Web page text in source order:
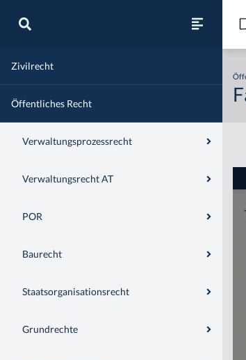
Zivilrecht
Öffentliches Recht
Verwaltungsprozessrecht
Verwaltungsrecht AT
POR
Baurecht
Staatsorganisationsrecht
Grundrechte